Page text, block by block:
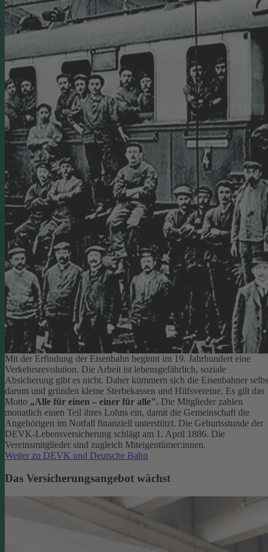
Mit der Erfindung der Eisenbahn beginnt im 19. Jahrhundert eine
Verkehrsrevolution. Die Arbeit ist lebensgefährlich, soziale
Absicherung gibt es nicht. Daher kümmern sich die Eisenbahner
darum und gründen kleine Sterbekassen und Hilfsvereine. Es gilt das
Motto „Alle für einen – einer für alle". Die Mitglieder zahlen
monatlich einen Teil ihres Lohns ein, damit die Gemeinschaft die
Angehörigen im Notfall finanziell unterstützt. Die Geburtsstunde der
DEVK-Lebensversicherung schlägt am 1. April 1886. Die
Vereinsmitglieder sind zugleich Miteigentümer:innen.
Weiter zu DEVK und Deutsche Bahn
Das Versicherungsangebot wächst